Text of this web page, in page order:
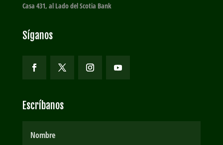
Casa 431, al Lado del Scotia Bank
Síganos
Escríbanos